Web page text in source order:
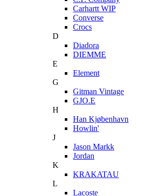
Carhartt WIP
Converse
Crocs
D
Diadora
DIEMME
E
Element
G
Gitman Vintage
GJO.E
H
Han Kjøbenhavn
Howlin'
J
Jason Markk
Jordan
K
KRAKATAU
L
Lacoste